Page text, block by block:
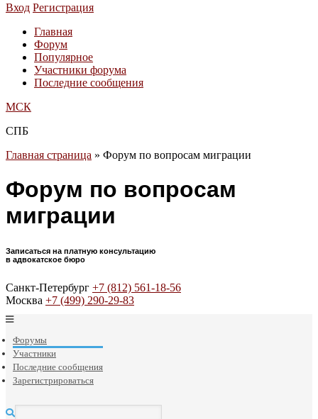
Вход Регистрация
Главная
Форум
Популярное
Участники форума
Последние сообщения
МСК
СПБ
Главная страница » Форум по вопросам миграции
Форум по вопросам
миграции
Записаться на платную консультацию
в адвокатское бюро
Санкт-Петербург +7 (812) 561-18-56
Москва +7 (499) 290-29-83
Форумы
Участники
Последние сообщения
Зарегистрироваться